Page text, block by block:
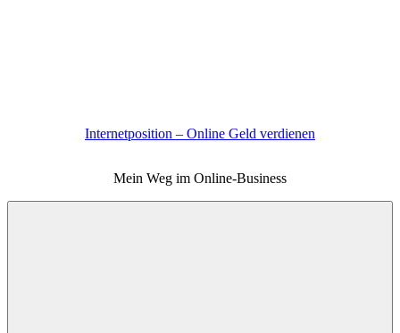
Internetposition – Online Geld verdienen
Mein Weg im Online-Business